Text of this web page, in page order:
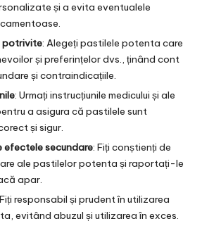
și a evita eventualele
potrivite: Alegeți pastilele potenta care
și preferințelor dvs., ținând cont
și contraindicațiile.
: Urmați instrucțiunile medicului și ale
a asigura că pastilele sunt
și sigur.
efectele secundare: Fiți conștienți de
ale pastilelor potenta și raportați-le
apar.
responsabil și prudent în utilizarea
evitând abuzul și utilizarea în exces.